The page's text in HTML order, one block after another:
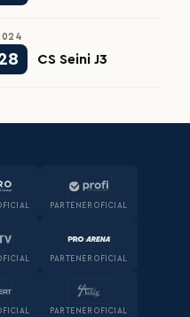
CS Seini J3
PARTENER OFICIAL
PARTENER OFICIAL
PARTENER OFICIAL